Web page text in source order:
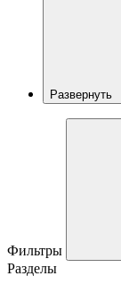
Развернуть
Фильтры
Разделы